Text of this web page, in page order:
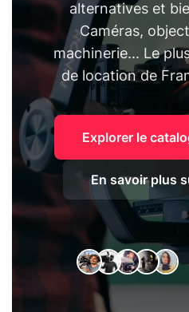
alternatives et
Caméras,
machinerie... Le
de location de
Explorer le
En savoir plus